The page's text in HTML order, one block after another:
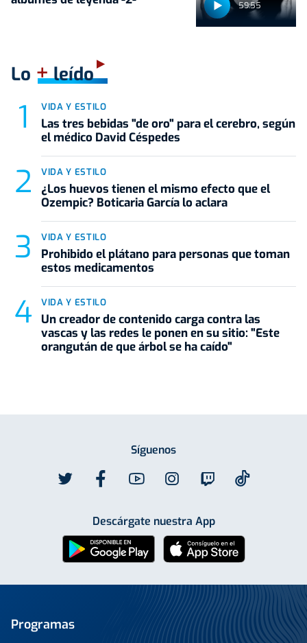
59:55
Lo +leído
VIDA Y ESTILO
Las tres bebidas "de oro" para el cerebro, según
el médico David Céspedes
VIDA Y ESTILO
¿Los huevos tienen el mismo efecto que el
Ozempic? Boticaria García lo aclara
VIDA Y ESTILO
Prohibido el plátano para personas que toman
estos medicamentos
VIDA Y ESTILO
Un creador de contenido carga contra las
vascas y las redes le ponen en su sitio: "Este
orangután de que árbol se ha caído"
Síguenos
Descárgate nuestra App
Programas